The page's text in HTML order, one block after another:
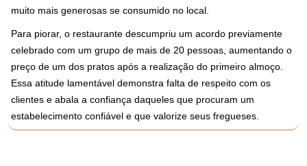
muito mais generosas se consumido no local.
Para piorar, o restaurante descumpriu um acordo previamente
celebrado com um grupo de mais de 20 pessoas, aumentando o
preço de um dos pratos após a realização do primeiro almoço.
Essa atitude lamentável demonstra falta de respeito com os
clientes e abala a confiança daqueles que procuram um
estabelecimento confiável e que valorize seus fregueses.